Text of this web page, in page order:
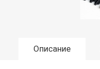
Описание